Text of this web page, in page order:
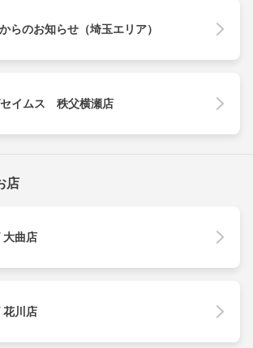
らのお知らせ（埼玉エリア）
セイムス 秩父横瀬店
店
大曲店
花川店